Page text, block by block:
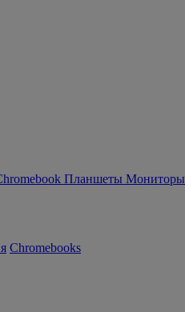
Планшеты Мониторы
Chromebooks